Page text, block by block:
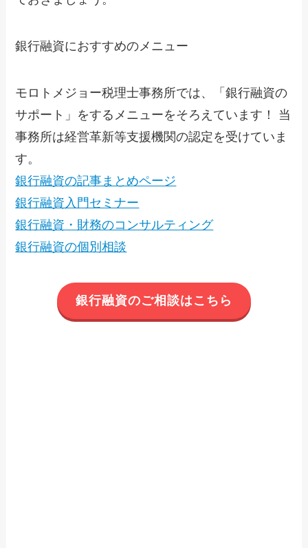
銀行融資におすすめのメニュー
モロトメジョー税理士事務所では、「銀行融資の
サポート」をするメニューをそろえています！ 当
事務所は経営革新等支援機関の認定を受けていま
す。
銀行融資の記事まとめページ
銀行融資入門セミナー
銀行融資・財務のコンサルティング
銀行融資の個別相談
銀行融資のご相談はこちら